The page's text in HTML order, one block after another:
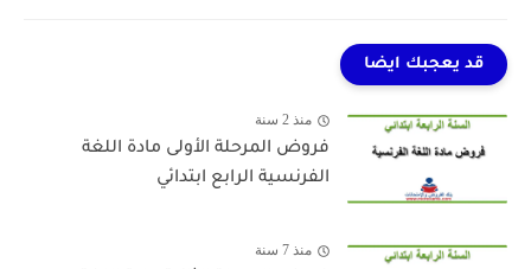
قد يعجبك ايضا
منذ 2 سنة
فروض المرحلة الأولى مادة اللغة
الفرنسية الرابع ابتدائي
منذ 7 سنة